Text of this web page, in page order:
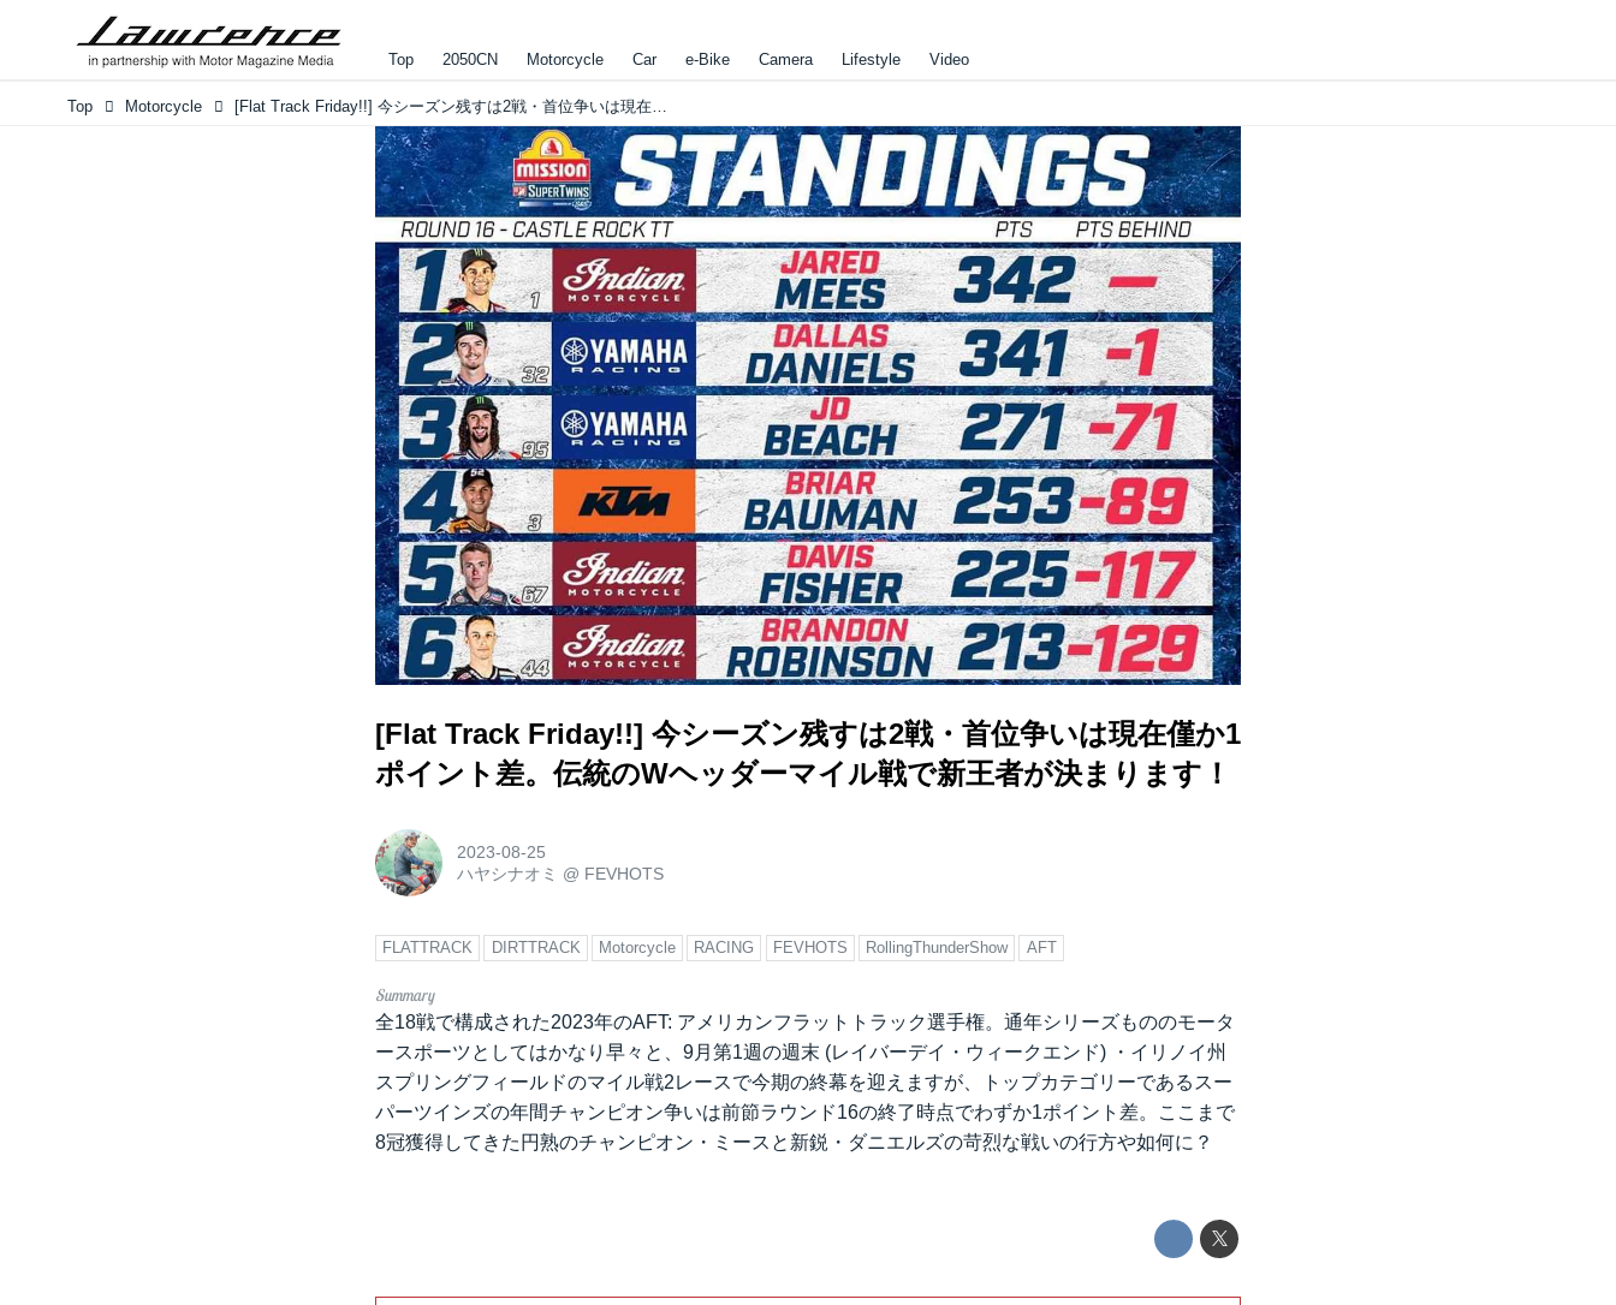
Top 2050CN Motorcycle Car e-Bike Camera Lifestyle Video
Top Motorcycle [Flat Track Friday!!] 今シーズン残すは2戦・首位争いは現在僅か1ポイント差。伝統のWヘッダーマイル戦で新王者が決まります！
[Flat Track Friday!!] 今シーズン残すは2戦・首位争いは現在僅か1
ポイント差。伝統のWヘッダーマイル戦で新王者が決まります！
2023-08-25
ハヤシナオミ @ FEVHOTS
FLATTRACK DIRTTRACK Motorcycle RACING FEVHOTS RollingThunderShow AFT
全18戦で構成された2023年のAFT: アメリカンフラットトラック選手権。通年シリーズもののモータ
ースポーツとしてはかなり早々と、9月第1週の週末 (レイバーデイ・ウィークエンド) ・イリノイ州
スプリングフィールドのマイル戦2レースで今期の終幕を迎えますが、トップカテゴリーであるスー
パーツインズの年間チャンピオン争いは前節ラウンド16の終了時点でわずか1ポイント差。ここまで
8冠獲得してきた円熟のチャンピオン・ミースと新鋭・ダニエルズの苛烈な戦いの行方や如何に？